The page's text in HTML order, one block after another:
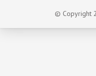
© Copyright